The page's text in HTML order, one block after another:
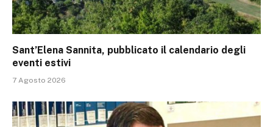
Sant’Elena Sannita, pubblicato il calendario degli
eventi estivi
7 Agosto 2026